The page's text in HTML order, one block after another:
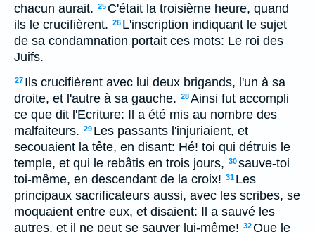
chacun aurait. 25 C'était la troisième heure, quand
ils le crucifièrent. 26 L'inscription indiquant le sujet
de sa condamnation portait ces mots: Le roi des
Juifs.
27 Ils crucifièrent avec lui deux brigands, l'un à sa
droite, et l'autre à sa gauche. 28Ainsi fut accompli
ce que dit l'Ecriture: Il a été mis au nombre des
malfaiteurs. 29 Les passants l'injuriaient, et
secouaient la tête, en disant: Hé! toi qui détruis le
temple, et qui le rebâtis en trois jours, 30sauve-toi
toi-même, en descendant de la croix! 31 Les
principaux sacrificateurs aussi, avec les scribes, se
moquaient entre eux, et disaient: Il a sauvé les
autres, et il ne peut se sauver lui-même! 32Que le